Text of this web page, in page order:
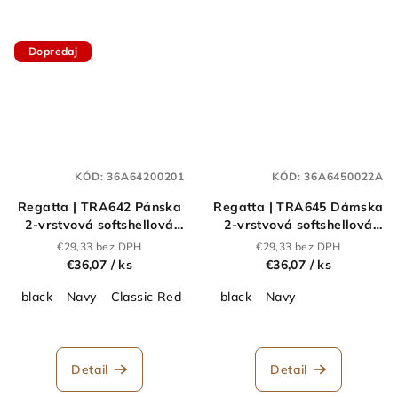
Dopredaj
Regatta | TRA642 Pánska
2-vrstvová softshellová
bunda "Uproar"_36.A642
€29,33 bez DPH
€36,07 / ks
black
Navy Classic Red new royal
Detail
KÓD:36A64200201
Regatta | TRA645 Dámska
2-vrstvová softshellová
bunda "Uproar"_36.A645
€29,33 bez DPH
€36,07 / ks
black
Navy
Detail
KÓD:36A6450022A